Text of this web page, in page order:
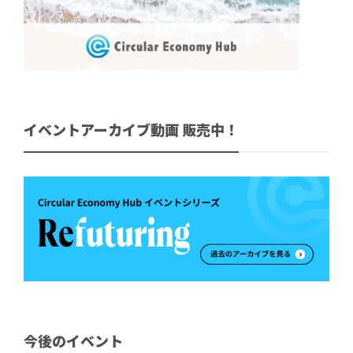
イベントアーカイブ動画 販売中！
今後のイベント